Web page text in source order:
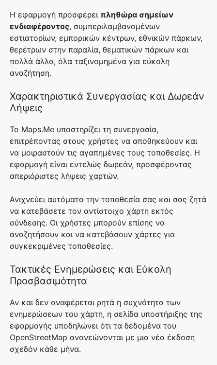
Η εφαρμογή προσφέρει πληθώρα σημείων
ενδιαφέροντος, συμπεριλαμβανομένων
εστιατορίων, εμπορικών κέντρων, εθνικών πάρκων,
θερέτρων στην παραλία, θεματικών πάρκων και
πολλά άλλα, όλα ταξινομημένα για εύκολη
αναζήτηση.
Χαρακτηριστικά Συνεργασίας και Δωρεάν
Λήψεις
Το Maps.Me υποστηρίζει τη συνεργασία,
επιτρέποντας στους χρήστες να αποθηκεύουν και
να μοιραστούν τις αγαπημένες τους τοποθεσίες. Η
εφαρμογή είναι εντελώς δωρεάν, προσφέροντας
απεριόριστες λήψεις χαρτών.
Ανιχνεύει αυτόματα την τοποθεσία σας και σας ζητά
να κατεβάσετε τον αντίστοιχο χάρτη εκτός
σύνδεσης. Οι χρήστες μπορούν επίσης να
αναζητήσουν και να κατεβάσουν χάρτες για
συγκεκριμένες τοποθεσίες.
Τακτικές Ενημερώσεις και Εύκολη
Προσβασιμότητα
Αν και δεν αναφέρεται ρητά η συχνότητα των
ενημερώσεων του χάρτη, η σελίδα υποστήριξης της
εφαρμογής υποδηλώνει ότι τα δεδομένα του
OpenStreetMap ανανεώνονται με μια νέα έκδοση
σχεδόν κάθε μήνα.